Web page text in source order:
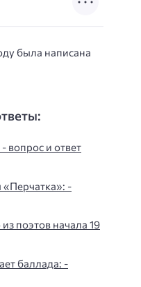
была написана
вопрос и ответ
«Перчатка»: -
поэтов начала 19
баллада: -